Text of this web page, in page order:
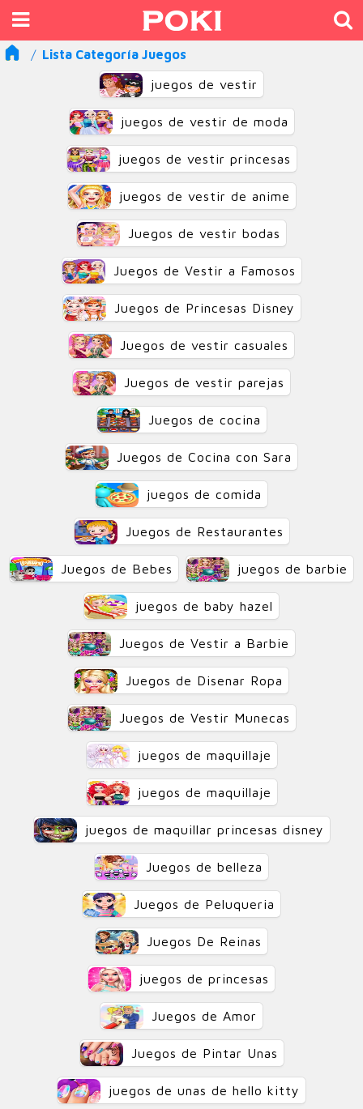
Lista Categoría Juegos
juegos de vestir
juegos de vestir de moda
juegos de vestir princesas
juegos de vestir de anime
Juegos de vestir bodas
Juegos de Vestir a Famosos
Juegos de Princesas Disney
Juegos de vestir casuales
Juegos de vestir parejas
Juegos de cocina
Juegos de Cocina con Sara
juegos de comida
Juegos de Restaurantes
Juegos de Bebes juegos de barbie
juegos de baby hazel
Juegos de Vestir a Barbie
Juegos de Disenar Ropa
Juegos de Vestir Munecas
juegos de maquillaje
juegos de maquillaje
juegos de maquillar princesas disney
Juegos de belleza
Juegos de Peluqueria
Juegos De Reinas
juegos de princesas
Juegos de Amor
Juegos de Pintar Unas
juegos de unas de hello kitty